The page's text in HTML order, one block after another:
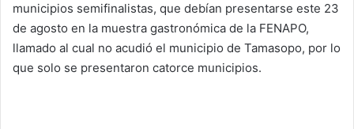
municipios semifinalistas, que debían presentarse este 23
de agosto en la muestra gastronómica de la FENAPO,
llamado al cual no acudió el municipio de Tamasopo, por lo
que solo se presentaron catorce municipios.